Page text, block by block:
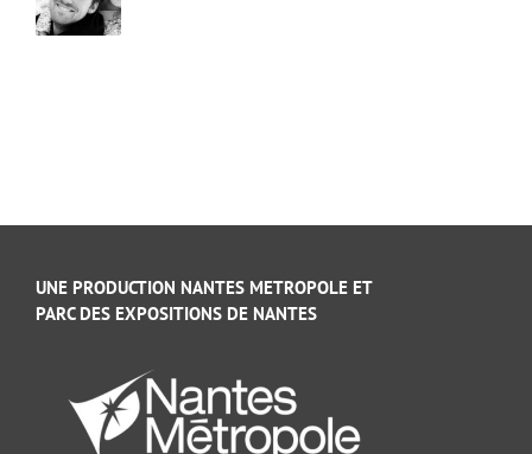
UNE PRODUCTION NANTES METROPOLE ET
PARC DES EXPOSITIONS DE NANTES